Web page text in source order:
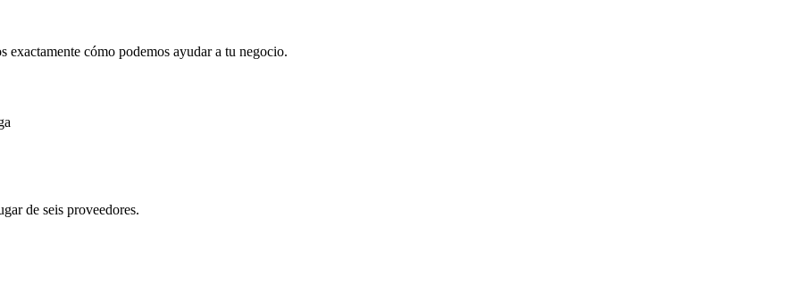
cómo podemos ayudar a tu negocio.
de seis proveedores.